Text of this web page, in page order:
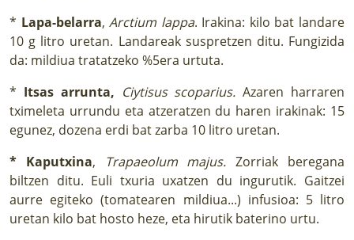
* Lapa-belarra,Arctium lappa. Irakina: kilo bat landare
10 g litro uretan. Landareak suspretzen ditu. Fungizida
da: mildiua tratatzeko %5era urtuta.
* Itsas arrunta, Ciytisus scoparius.Azaren harraren
tximeleta urrundu eta atzeratzen du haren irakinak: 15
egunez, dozena erdi bat zarba 10 litro uretan.
* Kaputxina, Trapaeolum majus.Zorriak beregana
biltzen ditu. Euli txuria uxatzen du ingurutik. Gaitzei
aurre egiteko (tomatearen mildiua...) infusioa: 5 litro
uretan kilo bat hosto heze, eta hirutik baterino urtu.